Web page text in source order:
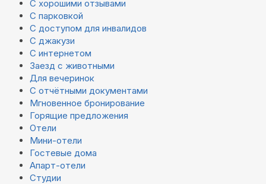
С хорошими отзывами
С парковкой
С доступом для инвалидов
С джакузи
С интернетом
Заезд с животными
Для вечеринок
С отчётными документами
Мгновенное бронирование
Горящие предложения
Отели
Мини-отели
Гостевые дома
Апарт-отели
Студии